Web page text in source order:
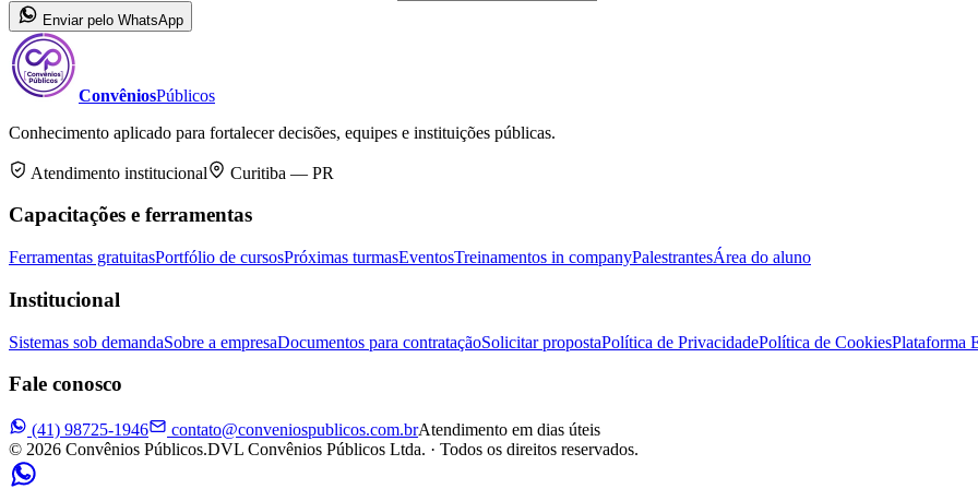
Enviar pelo WhatsApp
ConvêniosPúblicos
Conhecimento aplicado para fortalecer decisões, equipes e instituições públicas.
Atendimento institucional Curitiba — PR
Capacitações e ferramentas
Ferramentas gratuitasPortfólio de cursosPróximas turmasEventosTreinamentos in companyPalestrantesÁrea do aluno
Institucional
Sistemas sob demandaSobre a empresaDocumentos para contrataçãoSolicitar propostaPolítica de PrivacidadePolítica de CookiesPlataforma
Fale conosco
(41) 98725-1946 contato@conveniospublicos.com.brAtendimento em dias úteis
© 2026 Convênios Públicos.DVL Convênios Públicos Ltda. · Todos os direitos reservados.